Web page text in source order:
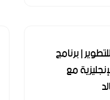
| برنامج
مع